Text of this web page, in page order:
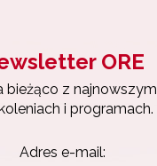
ORE
bieżąco z
i programach.
Adres e-mail: